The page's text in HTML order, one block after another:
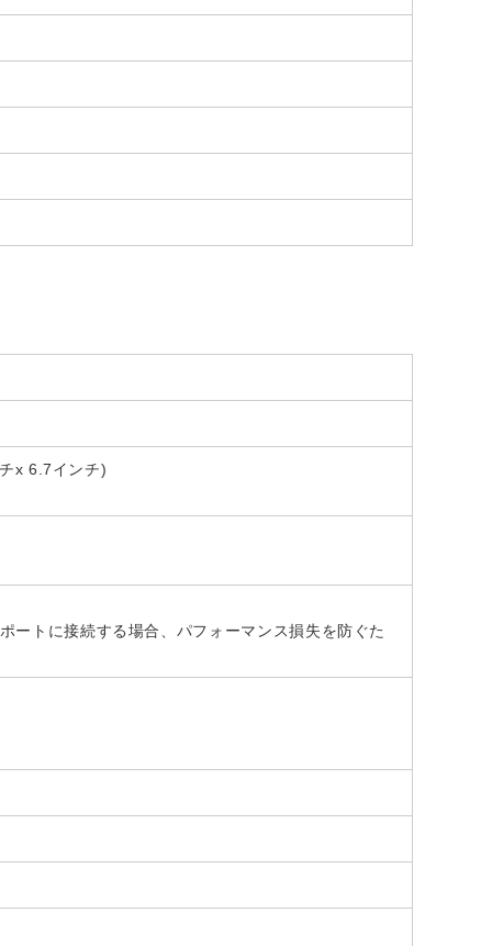
x 6.7インチ)
トに接続する場合、パフォーマンス損失を防ぐた